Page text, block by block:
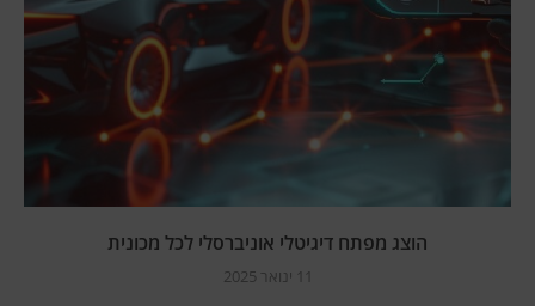
הוצג מפתח דיגיטלי אוניברסלי לכל מכונית
11 ינואר 2025